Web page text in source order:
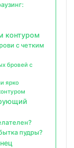
контуром
с четким
бровей с
ярко
пудры?